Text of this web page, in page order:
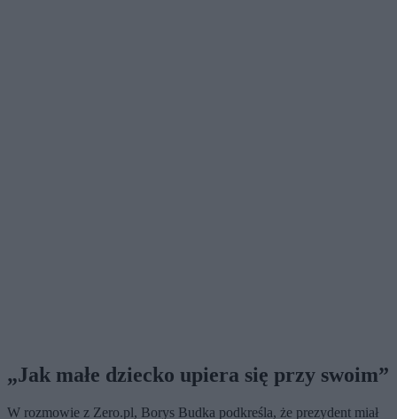
„Jak małe dziecko upiera się przy swoim”
W rozmowie z Zero.pl, Borys Budka podkreśla, że prezydent miał